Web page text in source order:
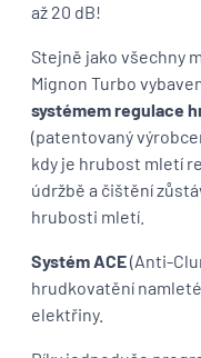
až 20 dB!
Stejně jako všechny
Mignon Turbo
systémem regulace
(patentovaný
kdy je hrubost mletí
údržbě a čištění
hrubosti mletí.
Systém ACE(Anti-
hrudkovatění
elektřiny.